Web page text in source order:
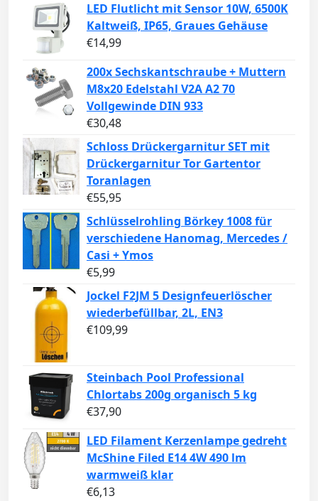
LED Flutlicht mit Sensor 10W, 6500K
Kaltweiß, IP65, Graues Gehäuse
€14,99
200x Sechskantschraube + Muttern
M8x20 Edelstahl V2A A2 70
Vollgewinde DIN 933
€30,48
Schloss Drückergarnitur SET mit
Drückergarnitur Tor Gartentor
Toranlagen
€55,95
Schlüsselrohling Börkey 1008 für
verschiedene Hanomag, Mercedes /
Casi + Ymos
€5,99
Jockel F2JM 5 Designfeuerlöscher
wiederbefüllbar, 2L, EN3
€109,99
Steinbach Pool Professional
Chlortabs 200g organisch 5 kg
€37,90
LED Filament Kerzenlampe gedreht
McShine Filed E14 4W 490 lm
warmweiß klar
€6,13